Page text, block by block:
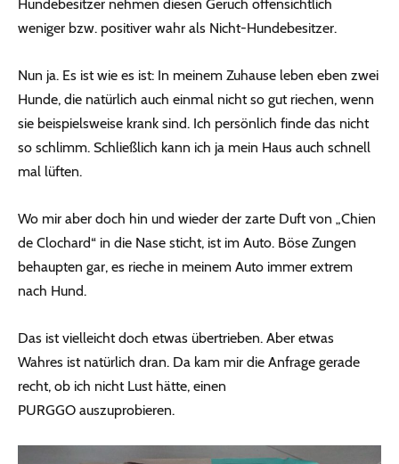
Hundebesitzer nehmen diesen Geruch offensichtlich
weniger bzw. positiver wahr als Nicht-Hundebesitzer.
Nun ja. Es ist wie es ist: In meinem Zuhause leben eben zwei
Hunde, die natürlich auch einmal nicht so gut riechen, wenn
sie beispielsweise krank sind. Ich persönlich finde das nicht
so schlimm. Schließlich kann ich ja mein Haus auch schnell
mal lüften.
Wo mir aber doch hin und wieder der zarte Duft von „Chien
de Clochard“ in die Nase sticht, ist im Auto. Böse Zungen
behaupten gar, es rieche in meinem Auto immer extrem
nach Hund.
Das ist vielleicht doch etwas übertrieben. Aber etwas
Wahres ist natürlich dran. Da kam mir die Anfrage gerade
recht, ob ich nicht Lust hätte, einen
PURGGO auszuprobieren.